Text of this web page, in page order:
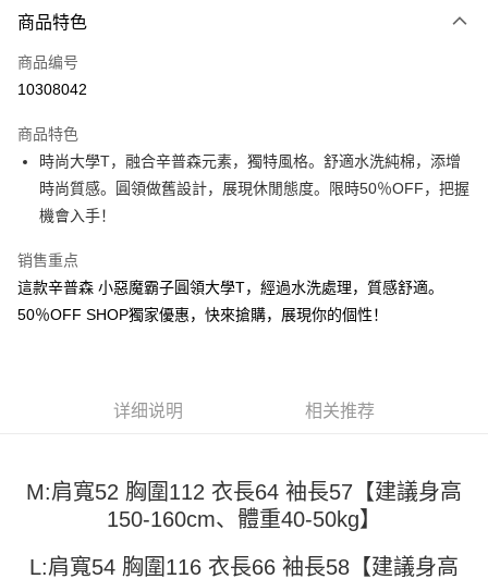
信用卡一次付款
超商取货付款
Apple Pay
街口支付
Google Pay
Plus PAY
【大哥付你分期使用说明】
程，验证手机门号后，选择欲分期的期数、缴款截止日，确认付款后即完成
交易。
3. 实际核准额度、可分期数及费用金额请依后续交易确认页面所载为准。
消。如遇 “转专审核”未通过状况，表示未达系统评分，恕无法说明评估内
AFTEE先享后付
1. 於付款方式選擇AFTEE先享後付，將跳出AFTEE先享後付手機驗證視
3. 訂單確認後不需事先繳費，商品會配送至您的指定地址。
4. 下訂完成後，您的手機會收到一封繳費通知簡訊，APP會員則會收到
ATM付款
商品特色
商品编号
10308042
商品特色
時尚大學T，融合辛普森元素，獨特風格。舒適水洗純棉，添增
時尚質感。圓領做舊設計，展現休閒態度。限時50％OFF，把握
機會入手！
销售重点
這款辛普森 小惡魔霸子圓領大學T，經過水洗處理，質感舒適。
50％OFF SHOP獨家優惠，快來搶購，展現你的個性！
详细说明 相关推荐
M:肩寬52 胸圍112 衣長64 袖長57【建議身高
150-160cm、體重40-50kg】
L:肩寬54 胸圍116 衣長66 袖長58【建議身高